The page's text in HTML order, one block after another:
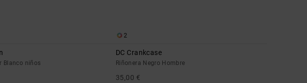
Blanco niños
2
DC Crankcase
Riñonera Negro Hombre
35,00 €